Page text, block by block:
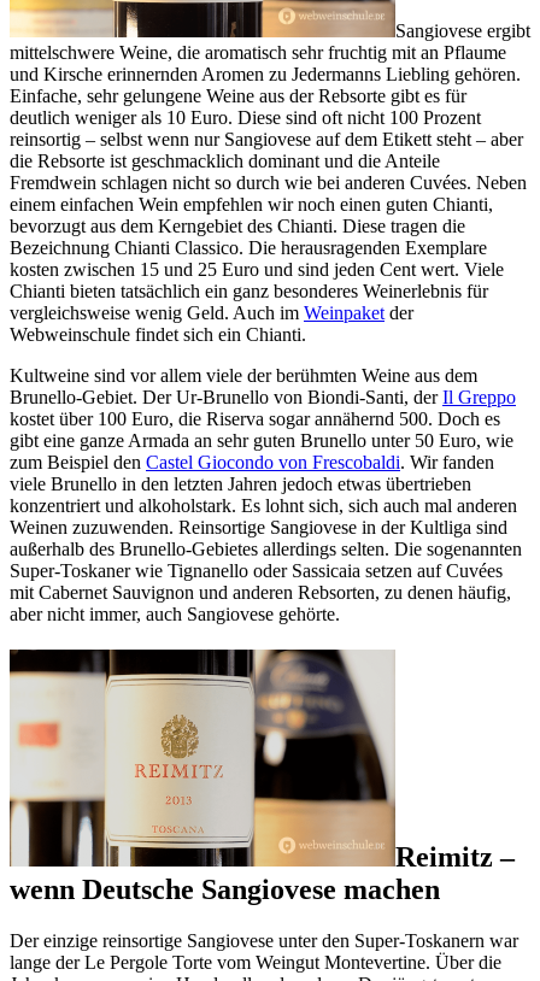
Sangiovese ergibt
mittelschwere Weine, die aromatisch sehr fruchtig mit an Pflaume
und Kirsche erinnernden Aromen zu Jedermanns Liebling gehören.
Einfache, sehr gelungene Weine aus der Rebsorte gibt es für
deutlich weniger als 10 Euro. Diese sind oft nicht 100 Prozent
reinsortig – selbst wenn nur Sangiovese auf dem Etikett steht – aber
die Rebsorte ist geschmacklich dominant und die Anteile
Fremdwein schlagen nicht so durch wie bei anderen Cuvées. Neben
einem einfachen Wein empfehlen wir noch einen guten Chianti,
bevorzugt aus dem Kerngebiet des Chianti. Diese tragen die
Bezeichnung Chianti Classico. Die herausragenden Exemplare
kosten zwischen 15 und 25 Euro und sind jeden Cent wert. Viele
Chianti bieten tatsächlich ein ganz besonderes Weinerlebnis für
vergleichsweise wenig Geld. Auch im Weinpaket der
Webweinschule findet sich ein Chianti.
Kultweine sind vor allem viele der berühmten Weine aus dem
Brunello-Gebiet. Der Ur-Brunello von Biondi-Santi, derIl Greppo
kostet über 100 Euro, die Riserva sogar annähernd 500. Doch es
gibt eine ganze Armada an sehr guten Brunello unter 50 Euro, wie
zum Beispiel den Castel Giocondo von Frescobaldi. Wir fanden
viele Brunello in den letzten Jahren jedoch etwas übertrieben
konzentriert und alkoholstark. Es lohnt sich, sich auch mal anderen
Weinen zuzuwenden. Reinsortige Sangiovese in der Kultliga sind
außerhalb des Brunello-Gebietes allerdings selten. Die sogenannten
Super-Toskaner wie Tignanello oder Sassicaia setzen auf Cuvées
mit Cabernet Sauvignon und anderen Rebsorten, zu denen häufig,
aber nicht immer, auch Sangiovese gehörte.
Reimitz –
wenn Deutsche Sangiovese machen
Der einzige reinsortige Sangiovese unter den Super-Toskanern war
lange der Le Pergole Torte vom Weingut Montevertine. Über die